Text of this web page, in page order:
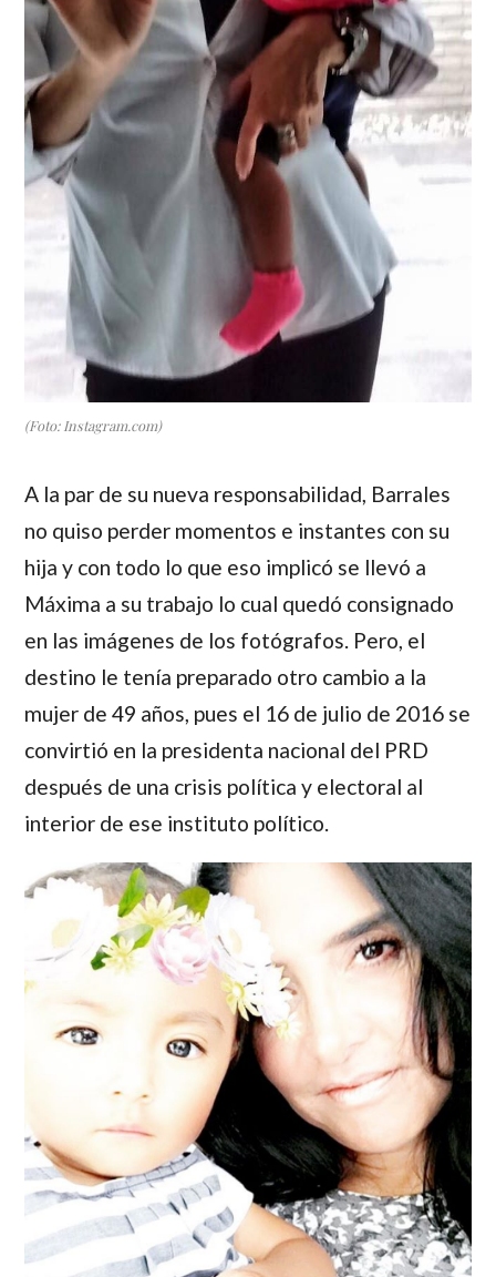
(Foto: Instagram.com)
A la par de su nueva responsabilidad, Barrales
no quiso perder momentos e instantes con su
hija y con todo lo que eso implicó se llevó a
Máxima a su trabajo lo cual quedó consignado
en las imágenes de los fotógrafos. Pero, el
destino le tenía preparado otro cambio a la
mujer de 49 años, pues el 16 de julio de 2016 se
convirtió en la presidenta nacional del PRD
después de una crisis política y electoral al
interior de ese instituto político.